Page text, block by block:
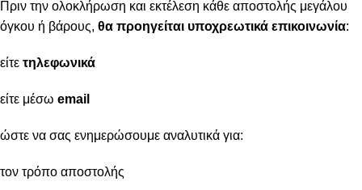
Πριν την ολοκλήρωση και εκτέλεση κάθε αποστολής μεγάλου
όγκου ή βάρους, θα προηγείται υποχρεωτικά επικοινωνία:
είτε τηλεφωνικά
είτε μέσω email
ώστε να σας ενημερώσουμε αναλυτικά για:
τον τρόπο αποστολής